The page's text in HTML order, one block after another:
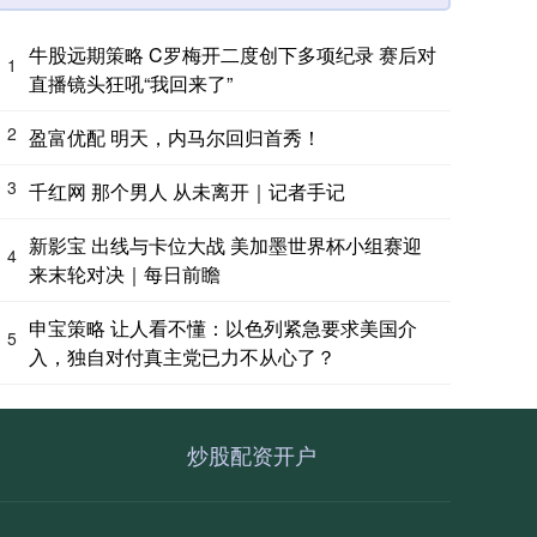
1
牛股远期策略 C罗梅开二度创下多项纪录 赛后对
直播镜头狂吼“我回来了”
2 盈富优配 明天，内马尔回归首秀！
3 千红网 那个男人 从未离开｜记者手记
4 新影宝 出线与卡位大战 美加墨世界杯小组赛迎
来末轮对决｜每日前瞻
5 申宝策略 让人看不懂：以色列紧急要求美国介
入，独自对付真主党已力不从心了？
炒股配资开户